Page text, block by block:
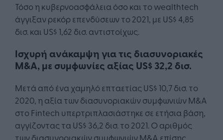
Τόσο η κυβερνοασφάλεια όσο και το wealthtech
άγγιξαν ρεκόρ επενδύσεων το 2021, με US$ 4,85
δισ. και US$ 1,62 δισ. αντιστοίχως.
Ισχυρή ανάκαμψη για τις διασυνοριακές
M&A, με συμφωνίες αξίας US$ 32,2 δισ.
Μετά από ένα χαμηλό επταετίας US$ 10,7 δισ. το
2020, η αξία των διασυνοριακών συμφωνιών M&A
στο Fintech υπερτριπλασιάστηκε σε ετήσια βάση,
αγγίζοντας τα US$ 36,2 δισ. το 2021. Ο αριθμός
των διασυνοριακών συμφωνιών M&A επίσης